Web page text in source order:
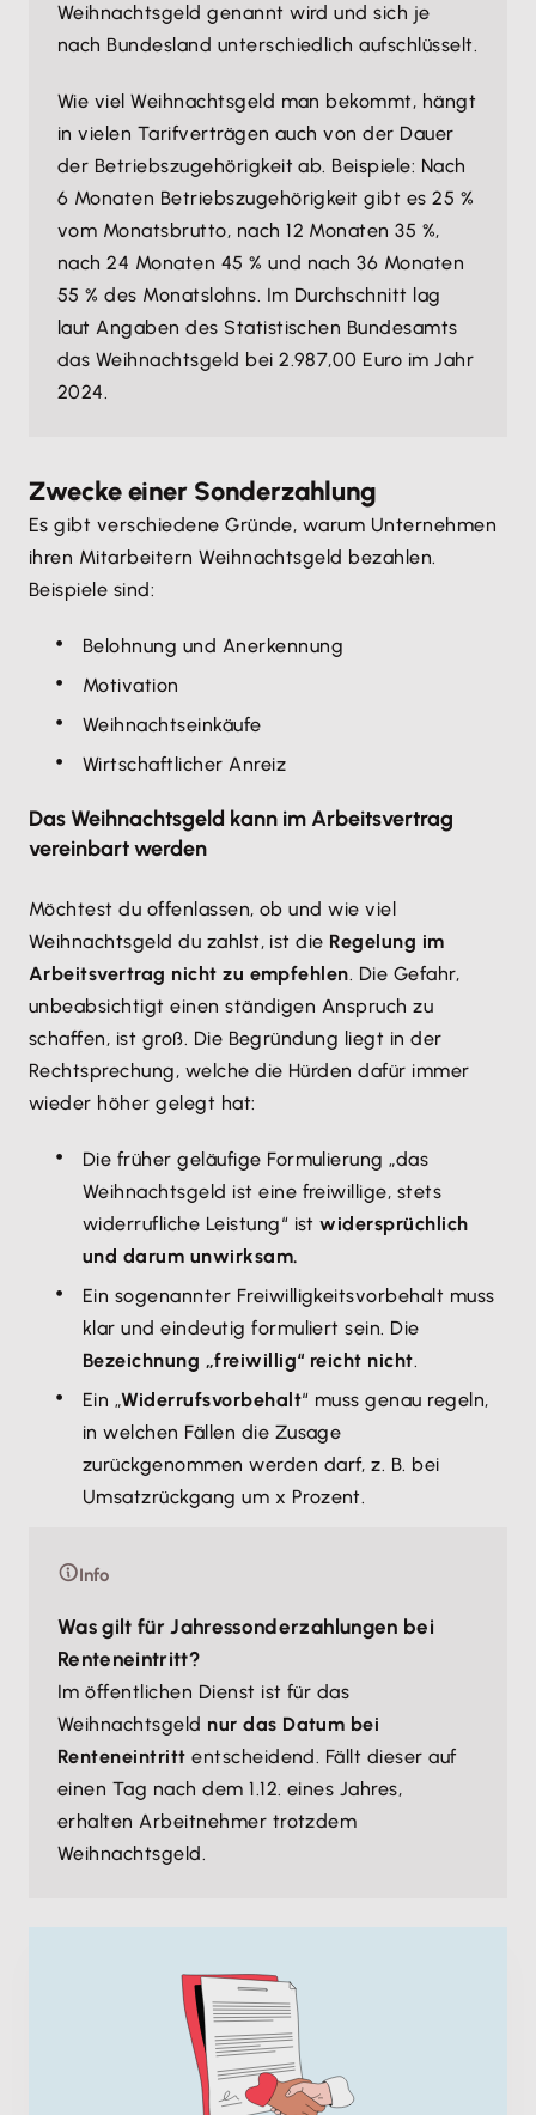
Weihnachtsgeld genannt wird und sich je
nach Bundesland unterschiedlich aufschlüsselt.
Wie viel Weihnachtsgeld man bekommt, hängt
in vielen Tarifverträgen auch von der Dauer
der Betriebszugehörigkeit ab. Beispiele: Nach
6 Monaten Betriebszugehörigkeit gibt es 25 %
vom Monatsbrutto, nach 12 Monaten 35 %,
nach 24 Monaten 45 % und nach 36 Monaten
55 % des Monatslohns. Im Durchschnitt lag
laut Angaben des Statistischen Bundesamts
das Weihnachtsgeld bei 2.987,00 Euro im Jahr
2024.
Zwecke einer Sonderzahlung
Es gibt verschiedene Gründe, warum Unternehmen
ihren Mitarbeitern Weihnachtsgeld bezahlen.
Beispiele sind:
Belohnung und Anerkennung
Motivation
Weihnachtseinkäufe
Wirtschaftlicher Anreiz
Das Weihnachtsgeld kann im Arbeitsvertrag
vereinbart werden
Möchtest du offenlassen, ob und wie viel
Weihnachtsgeld du zahlst, ist die Regelung im
Arbeitsvertrag nicht zu empfehlen. Die Gefahr,
unbeabsichtigt einen ständigen Anspruch zu
schaffen, ist groß. Die Begründung liegt in der
Rechtsprechung, welche die Hürden dafür immer
wieder höher gelegt hat:
Die früher geläufige Formulierung „das
Weihnachtsgeld ist eine freiwillige, stets
widerrufliche Leistung“ istwidersprüchlich
und darum unwirksam.
Ein sogenannter Freiwilligkeitsvorbehalt muss
klar und eindeutig formuliert sein. Die
Bezeichnung „freiwillig“ reicht nicht.
Ein „Widerrufsvorbehalt“ muss genau regeln,
in welchen Fällen die Zusage
zurückgenommen werden darf, z. B. bei
Umsatzrückgang um x Prozent.
Info
Was gilt für Jahressonderzahlungen bei
Renteneintritt?
Im öffentlichen Dienst ist für das
Weihnachtsgeld nur das Datum bei
Renteneintritt entscheidend. Fällt dieser auf
einen Tag nach dem 1.12. eines Jahres,
erhalten Arbeitnehmer trotzdem
Weihnachtsgeld.